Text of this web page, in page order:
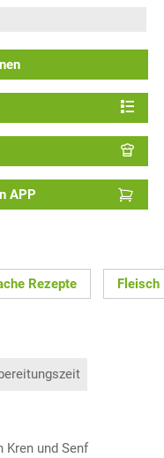
APP
Rezepte Fleisch
Kren und Senf